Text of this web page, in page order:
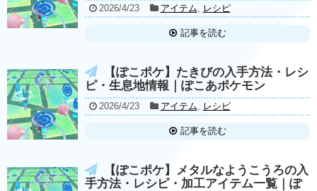
2026/4/23 アイテム, レシピ
記事を読む
【ぽこポケ】たきびの入手方法・レシ
ピ・生息地情報｜ぽこあポケモン
2026/4/23 アイテム, レシピ
記事を読む
【ぽこポケ】メタルなようこうろの入
手方法・レシピ・加工アイテム一覧｜ぽ